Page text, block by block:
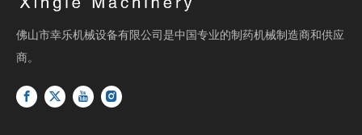
佛山市幸乐机械设备有限公司是中国专业的制药机械制造商和供应
商。